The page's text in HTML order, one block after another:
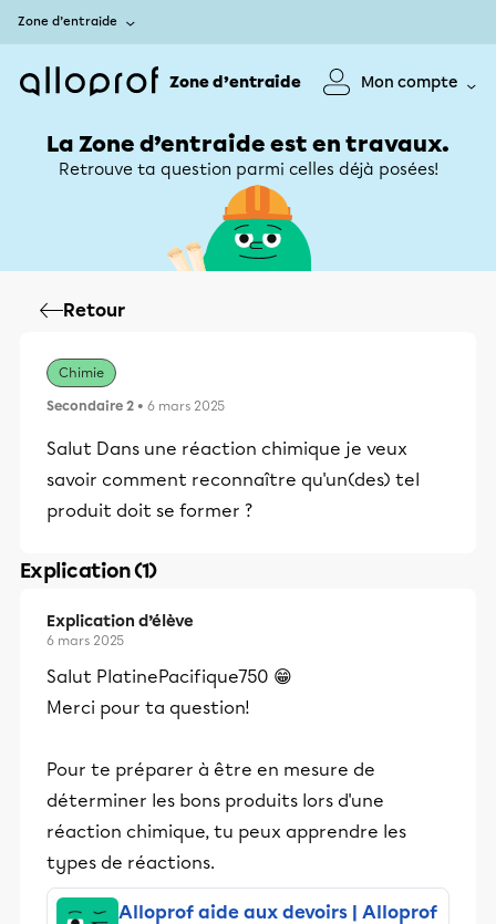
Zone d’entraide
Zone d’entraide Mon compte
La Zone d’entraide est en travaux.
Retrouve ta question parmi celles déjà posées!
Retour
Chimie
Secondaire 2 • 6 mars 2025
Salut Dans une réaction chimique je veux
savoir comment reconnaître qu'un(des) tel
produit doit se former ?
Explication (1)
Explication d’élève
6 mars 2025
Salut PlatinePacifique750 😁
Merci pour ta question!
Pour te préparer à être en mesure de
déterminer les bons produits lors d'une
réaction chimique, tu peux apprendre les
types de réactions.
Alloprof aide aux devoirs | Alloprof